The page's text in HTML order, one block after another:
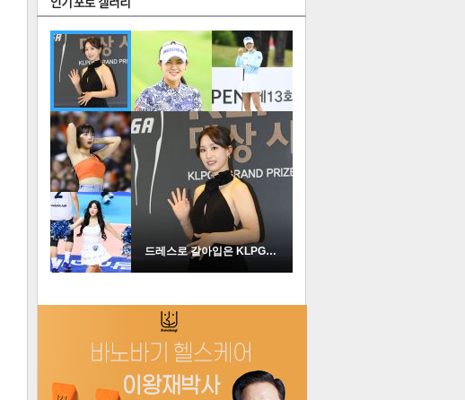
FOCUS
많이 본 뉴스
연예
스포츠 포토
2
더보기
드레스로 갈아입은 KLPGA …